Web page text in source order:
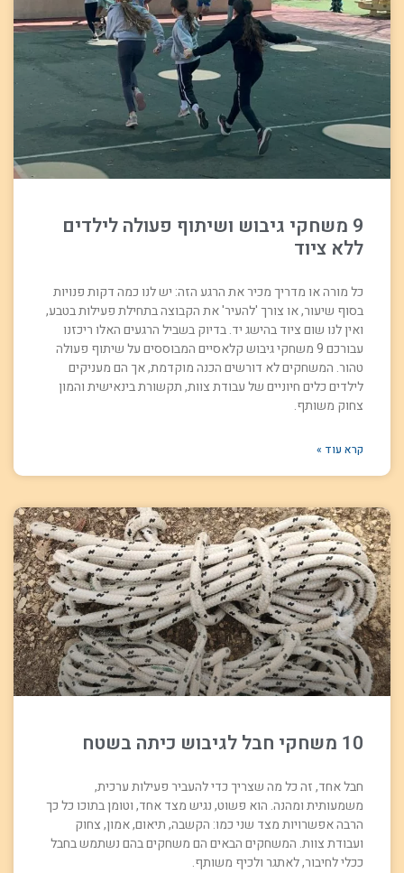
9 משחקי גיבוש ושיתוף פעולה לילדים
ללא ציוד
כל מורה או מדריך מכיר את הרגע הזה: יש לנו כמה דקות פנויות
בסוף שיעור, או צורך 'להעיר' את הקבוצה בתחילת פעילות בטבע,
ואין לנו שום ציוד בהישג יד. בדיוק בשביל הרגעים האלו ריכזנו
עבורכם 9 משחקי גיבוש קלאסיים המבוססים על שיתוף פעולה
טהור. המשחקים לא דורשים הכנה מוקדמת, אך הם מעניקים
לילדים כלים חיוניים של עבודת צוות, תקשורת בינאישית והמון
צחוק משותף.
קרא עוד »
10 משחקי חבל לגיבוש כיתה בשטח
חבל אחד, זה כל מה שצריך כדי להעביר פעילות ערכית,
משמעותית ומהנה. הוא פשוט, נגיש מצד אחד, וטומן בתוכו כל כך
הרבה אפשרויות מצד שני כמו: הקשבה, תיאום, אמון, צחוק
ועבודת צוות. המשחקים הבאים הם משחקים בהם נשתמש בחבל
ככלי לחיבור, לאתגר ולכיף משותף.